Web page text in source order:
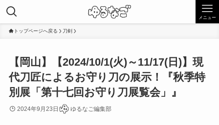
メニュー
トップページへ戻る 刀剣
【岡山】【2024/10/1(火)～11/17(日)】現
代刀匠によるお守り刀の展示！『秋季特
別展「第十七回お守り刀展覧会」』
2024年9月23日 ゆるなご編集部